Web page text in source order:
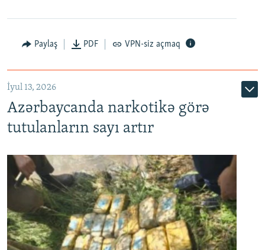
Paylaş PDF VPN-siz açmaq
İyul 13, 2026
Azərbaycanda narkotikə görə
tutulanların sayı artır